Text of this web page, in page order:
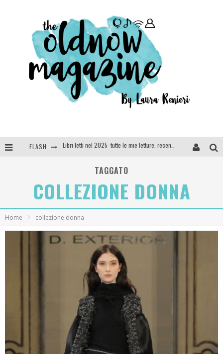
FLASH Cosa vediamo questa sera? Te lo dico io: film e serie TV visti nel 2025
SEE YOU AT 5 | Chanel
Anya Taylor-Joy, Jisoo e Willow Smith protagoniste della nuova campagna Dior Addict
Libri letti nel 2025: tutte le mie letture, recensioni e giudizi
TAGGATO
COLLEZIONE DONNA
Home collezione donna